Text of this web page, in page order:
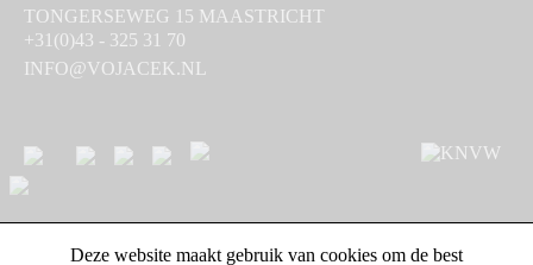
TONGERSEWEG 15 MAASTRICHT
+31(0)43 - 325 31 70
INFO@VOJACEK.NL
Deze website maakt gebruik van cookies om de best